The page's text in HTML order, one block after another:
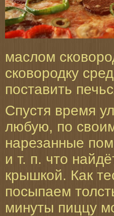
маслом
сковородку
поставить
Спустя время
любую, по
нарезанные
и т. п. что
крышкой. Как
посыпаем
минуты пиццу